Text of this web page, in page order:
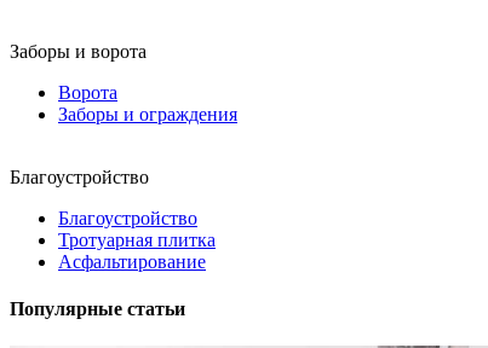
Заборы и ворота
Ворота
Заборы и ограждения
Благоустройство
Благоустройство
Тротуарная плитка
Асфальтирование
Популярные статьи